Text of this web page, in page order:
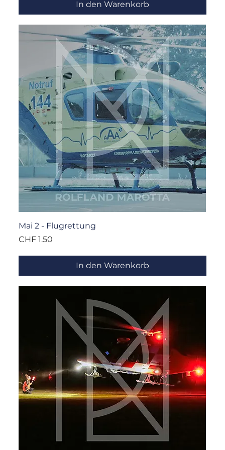
In den Warenkorb
Mai 2 - Flugrettung
Preis
CHF 1.50
In den Warenkorb